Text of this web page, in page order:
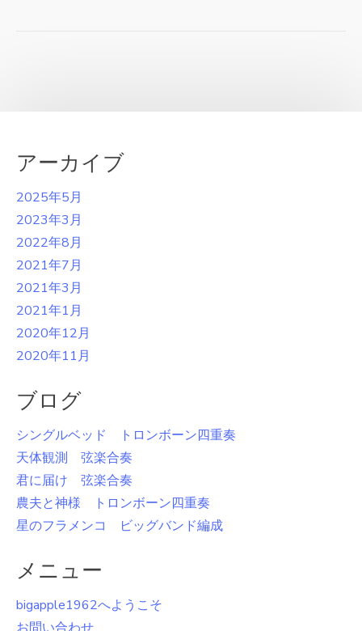
アーカイブ
2025年5月
2023年3月
2022年8月
2021年7月
2021年3月
2021年1月
2020年12月
2020年11月
ブログ
シングルベッド トロンボーン四重奏
天体観測 弦楽合奏
君に届け 弦楽合奏
農夫と神様 トロンボーン四重奏
星のフラメンコ ビッグバンド編成
メニュー
bigapple1962へようこそ